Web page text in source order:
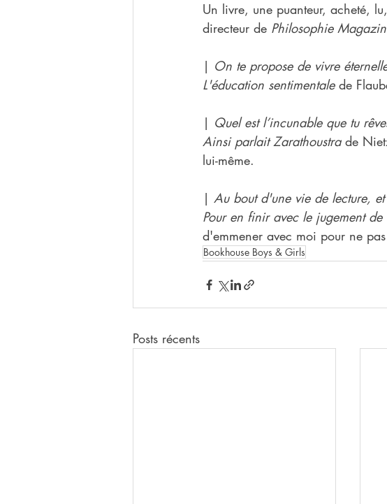
Un livre, une puanteur, acheté,
directeur de Philosophie
| On te propose de vivre
L'éducation sentimentale de
| Quel est l’incunable que tu
Ainsi parlait Zarathoustra de
lui-même.
| Au bout d'une vie de lecture,
Pour en finir avec le jugement de
d'emmener avec moi pour ne
Bookhouse Boys & Girls
Posts récents